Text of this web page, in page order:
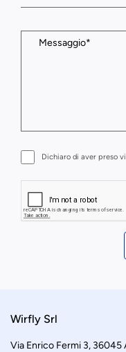
Dichiaro di aver preso
Wirfly Srl
Via Enrico Fermi 3, 36045